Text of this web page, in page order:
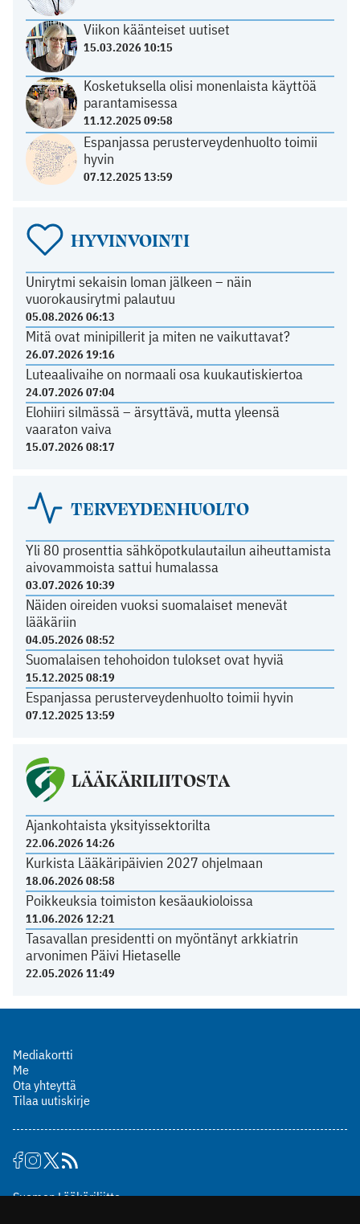
Viikon käänteiset uutiset
15.03.2026 10:15
Kosketuksella olisi monenlaista käyttöä
parantamisessa
11.12.2025 09:58
Espanjassa perusterveydenhuolto toimii
hyvin
07.12.2025 13:59
HYVINVOINTI
Unirytmi sekaisin loman jälkeen – näin
vuorokausirytmi palautuu
05.08.2026 06:13
Mitä ovat minipillerit ja miten ne vaikuttavat?
26.07.2026 19:16
Luteaalivaihe on normaali osa kuukautiskiertoa
24.07.2026 07:04
Elohiiri silmässä – ärsyttävä, mutta yleensä
vaaraton vaiva
15.07.2026 08:17
TERVEYDENHUOLTO
Yli 80 prosenttia sähköpotkulautailun aiheuttamista
aivovammoista sattui humalassa
03.07.2026 10:39
Näiden oireiden vuoksi suomalaiset menevät
lääkäriin
04.05.2026 08:52
Suomalaisen tehohoidon tulokset ovat hyviä
15.12.2025 08:19
Espanjassa perusterveydenhuolto toimii hyvin
07.12.2025 13:59
LÄÄKÄRILIITOSTA
Ajankohtaista yksityissektorilta
22.06.2026 14:26
Kurkista Lääkäripäivien 2027 ohjelmaan
18.06.2026 08:58
Poikkeuksia toimiston kesäaukioloissa
11.06.2026 12:21
Tasavallan presidentti on myöntänyt arkkiatrin
arvonimen Päivi Hietaselle
22.05.2026 11:49
Mediakortti
Me
Ota yhteyttä
Tilaa uutiskirje
Suomen Lääkäriliitto